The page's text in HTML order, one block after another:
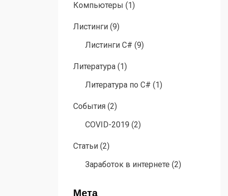
Компьютеры (1)
Листинги (9)
Листинги C# (9)
Литература (1)
Литература по C# (1)
События (2)
COVID-2019 (2)
Статьи (2)
Заработок в интернете (2)
Мета